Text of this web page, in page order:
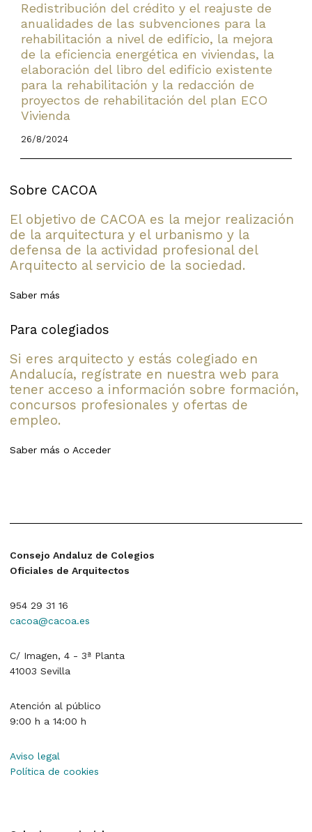
Redistribución del crédito y el reajuste de
anualidades de las subvenciones para la
rehabilitación a nivel de edificio, la mejora
de la eficiencia energética en viviendas, la
elaboración del libro del edificio existente
para la rehabilitación y la redacción de
proyectos de rehabilitación del plan ECO
Vivienda
26/8/2024
Sobre CACOA
El objetivo de CACOA es la mejor realización
de la arquitectura y el urbanismo y la
defensa de la actividad profesional del
Arquitecto al servicio de la sociedad.
Saber más
Para colegiados
Si eres arquitecto y estás colegiado en
Andalucía, regístrate en nuestra web para
tener acceso a información sobre formación,
concursos profesionales y ofertas de
empleo.
Saber más o Acceder
Consejo Andaluz de Colegios
Oficiales de Arquitectos
954 29 31 16
cacoa@cacoa.es
C/ Imagen, 4 - 3ª Planta
41003 Sevilla
Atención al público
9:00 h a 14:00 h
Aviso legal
Política de cookies